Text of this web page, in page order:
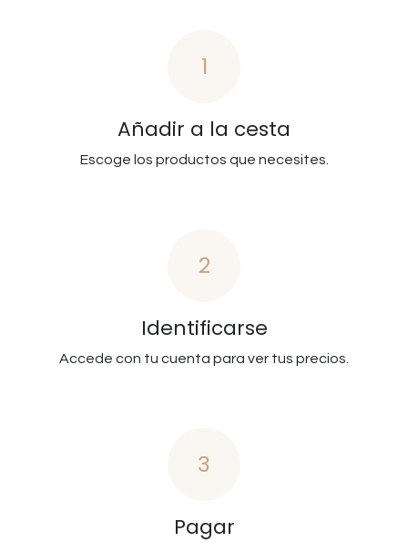
1
Añadir a la cesta
Escoge los productos que necesites.
2
Identificarse
Accede con tu cuenta para ver tus precios.
3
Pagar